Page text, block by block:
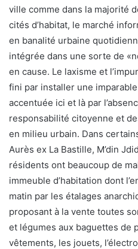
ville comme dans la majorité
cités d’habitat, le marché
en banalité urbaine
intégrée dans une sorte de
en cause. Le laxisme et
fini par installer une
accentuée ici et là par
responsabilité citoyenne et
en milieu urbain. Dans
Aurès ex La Bastille, M’din
résidents ont beaucoup de
immeuble d’habitation dont
matin par les étalages
proposant à la vente toutes
et légumes aux baguettes de
vêtements, les jouets,